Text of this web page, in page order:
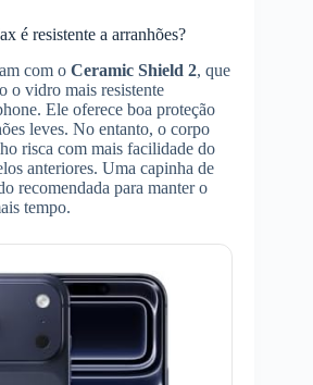
é resistente a arranhões?
com o Ceramic Shield 2, que
o vidro mais resistente
Ele oferece boa proteção
leves. No entanto, o corpo
risca com mais facilidade do
anteriores. Uma capinha de
recomendada para manter o
tempo.